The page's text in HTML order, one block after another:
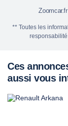
** Toutes les
Ces
aussi vous